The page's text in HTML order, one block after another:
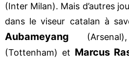
(Inter Milan). Mais d’autres
dans le viseur catalan à
Aubameyang
(Tottenham) et Marcus